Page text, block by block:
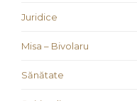
Juridice
Misa – Bivolaru
Sănătate